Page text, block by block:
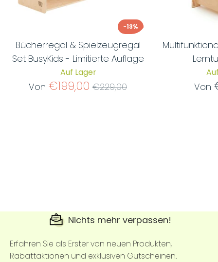
-13%
Bücherregal & Spielzeugregal
Set BusyKids - Limitierte Auflage
Auf Lager
Von €199,00 Normaler
€229,00 Von
Nichts mehr verpassen!
Erfahren Sie als Erster von neuen Produkten,
Rabattaktionen und exklusiven Gutscheinen.